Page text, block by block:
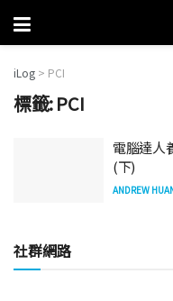
iLog > PCI
標籤:PCI
電腦達人
(下)
ANDREW
社群網路